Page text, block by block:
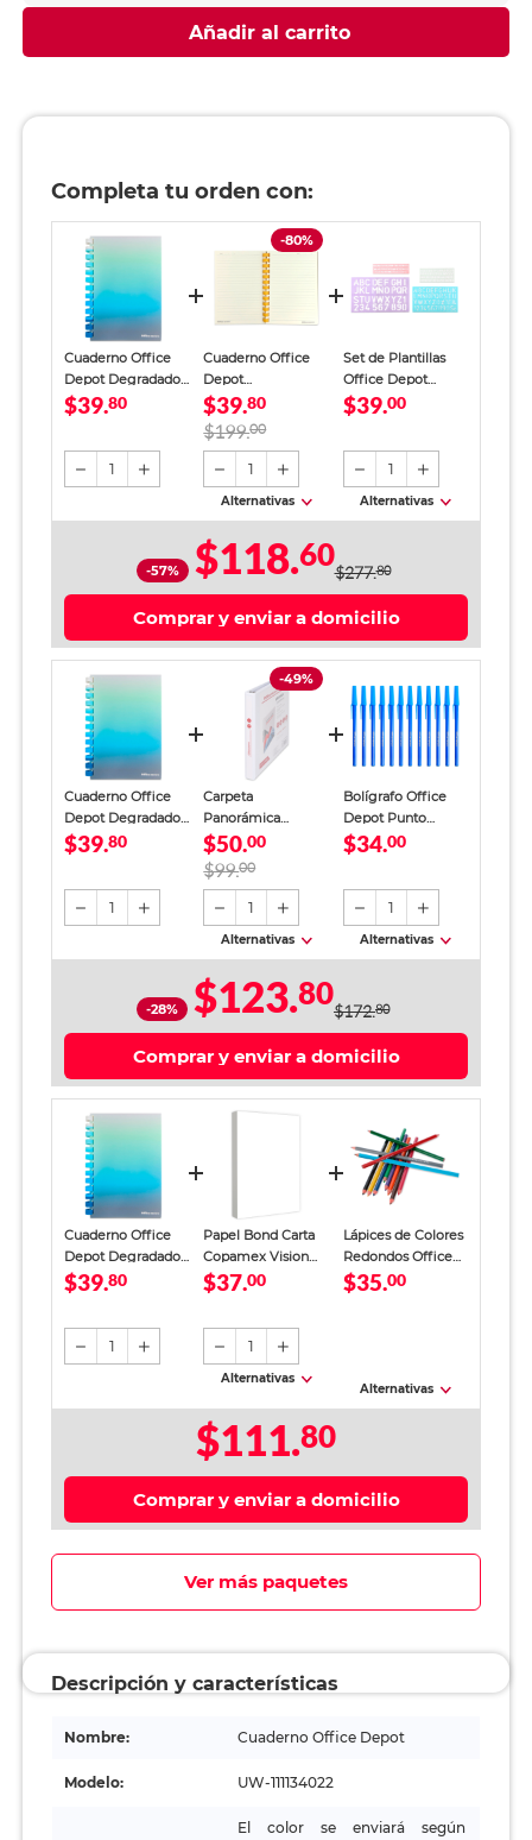
Añadir al carrito
Completa tu orden con:
Cuaderno Office
Depot Degradado
Raya 60 hojas
$39.80
1
-80%
Cuaderno Office
Depot
School&Academy
Raya 60 hojas
Verde Olivo
$39.80
$199.00
1
Alternativas
Set de Plantillas
Office Depot
Letras y Números
$39.00
1
Alternativas
-57% $118.60$277.80
Comprar y enviar a domicilio
Cuaderno Office
Depot Degradado
Raya 60 hojas
$39.80
1
-49%
Carpeta
Panorámica
Tamaño Carta
Office Depot
Argolla Tipo D 0.5
pulgadas Blanca
$50.00
$99.00
1
Alternativas
Bolígrafo Office
Depot Punto
Mediano Tinta Azul
$34.00
1
Alternativas
-28% $123.80$172.80
Comprar y enviar a domicilio
Cuaderno Office
Depot Degradado
Raya 60 hojas
$39.80
1
Papel Bond Carta
Copamex Vision
Bond / Paquete
$37.00
1
Alternativas
Lápices de Colores
Redondos Office
Depot 12 piezas
$35.00
Alternativas
$111.80
Comprar y enviar a domicilio
Ver más paquetes
Descripción y características
Nombre: Cuaderno Office Depot
Modelo: UW-111134022
El color se enviará según